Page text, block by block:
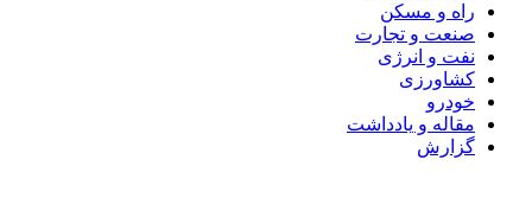
راه و مسکن
صنعت و تجارت
نفت و انرژی
کشاورزی
خودرو
مقاله و یادداشت
گزارش